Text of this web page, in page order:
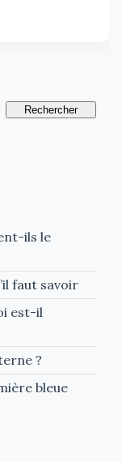
Rechercher
ils le
faut savoir
est-il
?
bleue